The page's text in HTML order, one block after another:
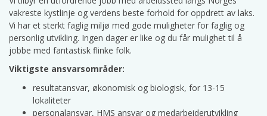
vakreste kystlinje og verdens beste forhold for oppdrett av laks.
Vi har et sterkt faglig miljø med gode muligheter for faglig og
personlig utvikling. Ingen dager er like og du får mulighet til å
jobbe med fantastisk flinke folk.
Viktigste ansvarsområder:
resultatansvar, økonomisk og biologisk, for 13-15
lokaliteter
personalansvar, HMS ansvar og medarbeiderutvikling